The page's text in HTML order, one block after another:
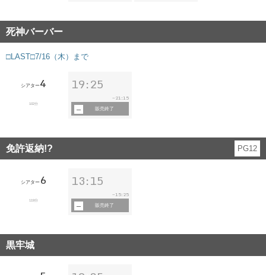
死神バーバー
□LAST□7/16（木）まで
シアター4
102分
19:25
~ 21:15
販売終了
免許返納!? PG12
シアター 6
119分
13:15
~ 15:25
販売終了
黒牢城